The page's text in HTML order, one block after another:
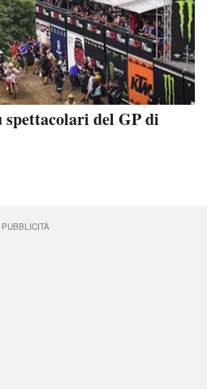
del GP di
PUBBLICITÀ